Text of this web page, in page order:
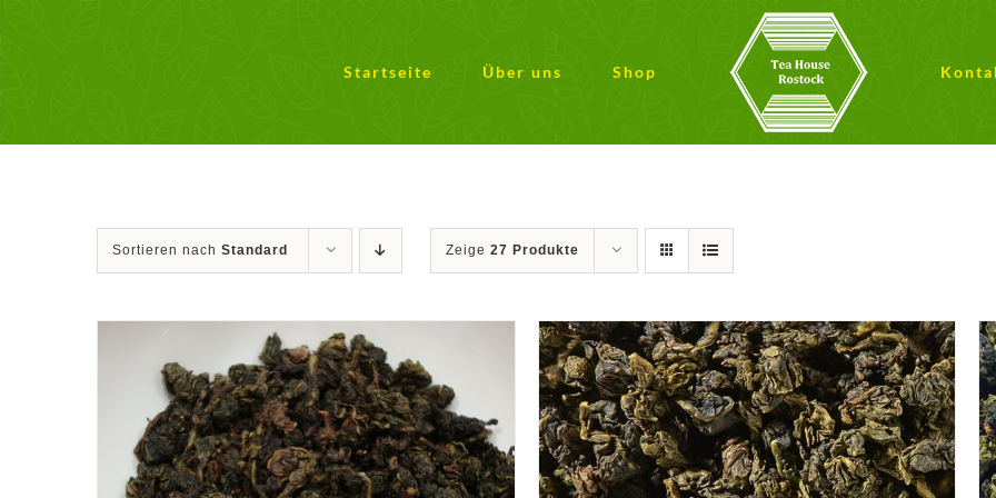
Startseite Über uns Shop
Sortieren nach Standard Zeige 27 Produkte